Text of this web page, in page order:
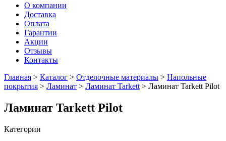
О компании
Доставка
Оплата
Гарантии
Акции
Отзывы
Контакты
Главная > Каталог > Отделочные материалы > Напольные
покрытия > Ламинат > Ламинат Tarkett > Ламинат Tarkett Pilot
Ламинат Tarkett Pilot
Категории